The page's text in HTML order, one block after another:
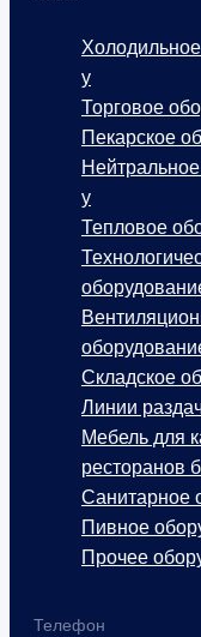
Телефон
у
Торговое
Пекарское
у
Тепловое
Складское
Линии
Мебель для
ресторанов
Санитарное
Пивное
Прочее